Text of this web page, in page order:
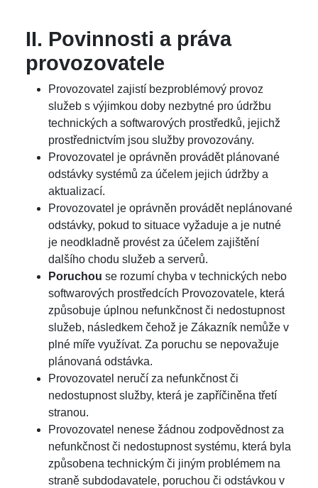
II. Povinnosti a práva
provozovatele
Provozovatel zajistí bezproblémový provoz
služeb s výjimkou doby nezbytné pro údržbu
technických a softwarových prostředků, jejichž
prostřednictvím jsou služby provozovány.
Provozovatel je oprávněn provádět plánované
odstávky systémů za účelem jejich údržby a
aktualizací.
Provozovatel je oprávněn provádět neplánované
odstávky, pokud to situace vyžaduje a je nutné
je neodkladně provést za účelem zajištění
dalšího chodu služeb a serverů.
Poruchou se rozumí chyba v technických nebo
softwarových prostředcích Provozovatele, která
způsobuje úplnou nefunkčnost či nedostupnost
služeb, následkem čehož je Zákazník nemůže v
plné míře využívat. Za poruchu se nepovažuje
plánovaná odstávka.
Provozovatel neručí za nefunkčnost či
nedostupnost služby, která je zapříčiněna třetí
stranou.
Provozovatel nenese žádnou zodpovědnost za
nefunkčnost či nedostupnost systému, která byla
způsobena technickým či jiným problémem na
straně subdodavatele, poruchou či odstávkou v